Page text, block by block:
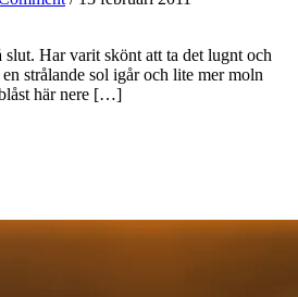
slut. Har varit skönt att ta det lugnt och
strålande sol igår och lite mer moln
här nere […]